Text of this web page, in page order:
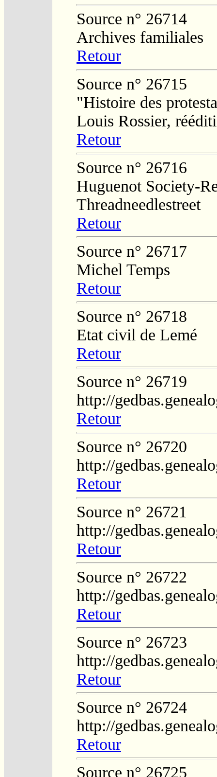
Source n° 26714
Archives familiales
Retour
Source n° 26715
"Histoire des
Louis Rossier,
Retour
Source n° 26716
Huguenot Society-
Threadneedlestreet
Retour
Source n° 26717
Michel Temps
Retour
Source n° 26718
Etat civil de Lemé
Retour
Source n° 26719
http://
Retour
Source n° 26720
http://
Retour
Source n° 26721
http://
Retour
Source n° 26722
http://
Retour
Source n° 26723
http://
Retour
Source n° 26724
http://
Retour
Source n° 26725